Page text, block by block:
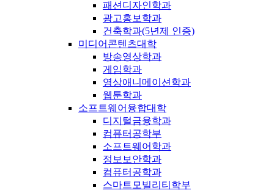
패션디자인학과
광고홍보학과
건축학과(5년제 인증)
미디어콘텐츠대학
방송영상학과
게임학과
영상애니메이션학과
웹툰학과
소프트웨어융합대학
디지털금융학과
컴퓨터공학부
소프트웨어학과
정보보안학과
컴퓨터공학과
스마트모빌리티학부